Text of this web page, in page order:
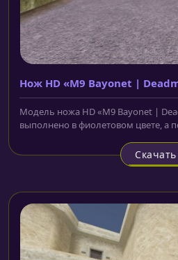
Нож HD «M9 Bayonet |
Модель ножа HD «M9 Bayonet |
выполнено в фиолетовом цвете, а
Скачать